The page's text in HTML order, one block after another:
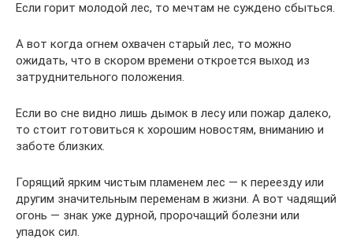
Если горит молодой лес, то мечтам не суждено сбыться.
А вот когда огнем охвачен старый лес, то можно
ожидать, что в скором времени откроется выход из
затруднительного положения.
Если во сне видно лишь дымок в лесу или пожар далеко,
то стоит готовиться к хорошим новостям, вниманию и
заботе близких.
Горящий ярким чистым пламенем лес — к переезду или
другим значительным переменам в жизни. А вот чадящий
огонь — знак уже дурной, пророчащий болезни или
упадок сил.